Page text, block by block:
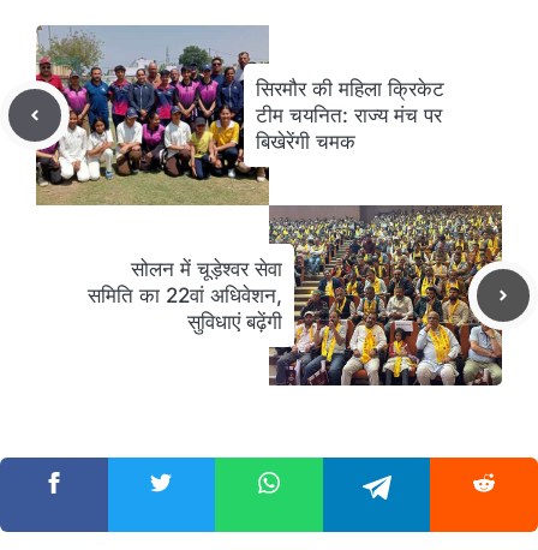
सिरमौर की महिला क्रिकेट
टीम चयनित: राज्य मंच पर
बिखेरेंगी चमक
सोलन में चूड़ेश्वर सेवा
समिति का 22वां अधिवेशन,
सुविधाएं बढ़ेंगी